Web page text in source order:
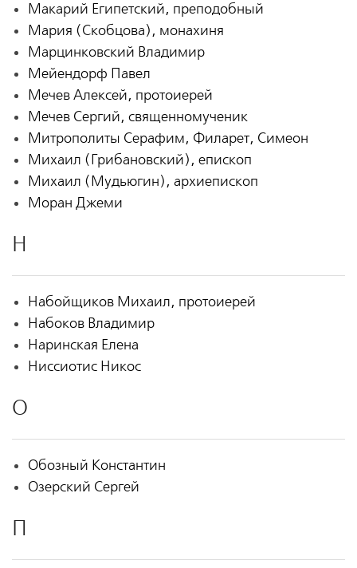
Макарий Египетский, преподобный
Мария (Скобцова), монахиня
Марцинковский Владимир
Мейендорф Павел
Мечев Алексей, протоиерей
Мечев Сергий, священномученик
Митрополиты Серафим, Филарет, Симеон
Михаил (Грибановский), епископ
Михаил (Мудьюгин), архиепископ
Моран Джеми
Н
Набойщиков Михаил, протоиерей
Набоков Владимир
Наринская Елена
Ниссиотис Никос
О
Обозный Константин
Озерский Сергей
П